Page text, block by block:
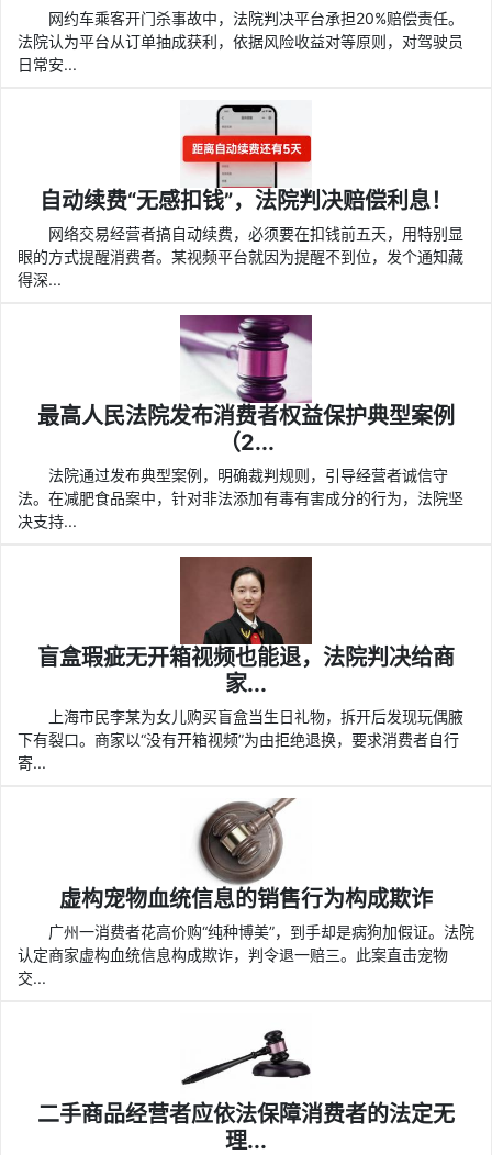
网约车乘客开门杀事故中，法院判决平台承担20%赔偿责任。
法院认为平台从订单抽成获利，依据风险收益对等原则，对驾驶员
日常安...
自动续费“无感扣钱”，法院判决赔偿利息！
网络交易经营者搞自动续费，必须要在扣钱前五天，用特别显
眼的方式提醒消费者。某视频平台就因为提醒不到位，发个通知藏
得深...
最高人民法院发布消费者权益保护典型案例
（2...
法院通过发布典型案例，明确裁判规则，引导经营者诚信守
法。在减肥食品案中，针对非法添加有毒有害成分的行为，法院坚
决支持...
盲盒瑕疵无开箱视频也能退，法院判决给商
家...
上海市民李某为女儿购买盲盒当生日礼物，拆开后发现玩偶腋
下有裂口。商家以“没有开箱视频”为由拒绝退换，要求消费者自行
寄...
虚构宠物血统信息的销售行为构成欺诈
广州一消费者花高价购“纯种博美”，到手却是病狗加假证。法院
认定商家虚构血统信息构成欺诈，判令退一赔三。此案直击宠物
交...
二手商品经营者应依法保障消费者的法定无
理...